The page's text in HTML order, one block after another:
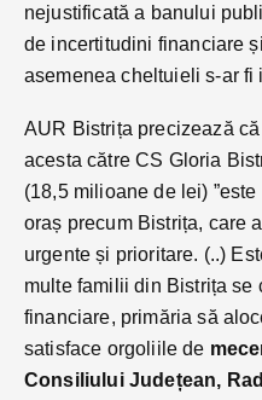
nejustificată a banului
de incertitudini financiare
asemenea cheltuieli s-ar fi
AUR Bistrița precizează
acesta către CS Gloria
(18,5 milioane de lei)
oraș precum Bistrița, care
urgente și prioritare. (..)
multe familii din Bistrița se
financiare, primăria să
satisface orgoliile de
Consiliului Județean,